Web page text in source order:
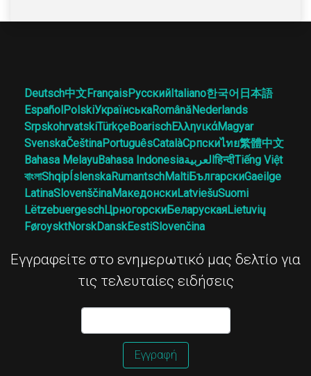
Deutsch中文FrançaisРусскийItaliano한국어 日本語
EspañolPolskiУкраїнськаRomânăNederlands
SrpskohrvatskiTürkçeBoarischΕλληνικάMagyar
SvenskaČeštinaPortuguêsCatalàСрпскиไทย繁體中文
Bahasa MelayuBahasa Indonesiaالعربيةहिन्दीTiếng Việt
বাংলাShqipÍslenskaRumantschMaltiБългарскиGaeilge
LatinaSlovenščinaМакедонскиLatviešuSuomi
LëtzebuergeschЦрногорскиБеларускаяLietuvių
FøroysktNorskDanskEestiSlovenčina
Εγγραφείτε στο ενημερωτικό μας δελτίο για
τις τελευταίες ειδήσεις
Εγγραφή